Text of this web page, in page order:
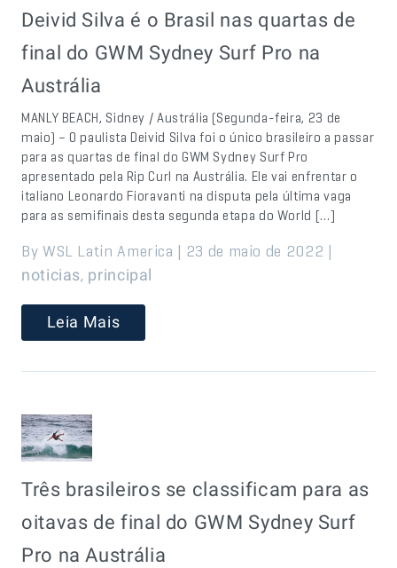
Deivid Silva é o Brasil nas quartas de
final do GWM Sydney Surf Pro na
Austrália
MANLY BEACH, Sidney / Austrália (Segunda-feira, 23 de
maio) – O paulista Deivid Silva foi o único brasileiro a passar
para as quartas de final do GWM Sydney Surf Pro
apresentado pela Rip Curl na Austrália. Ele vai enfrentar o
italiano Leonardo Fioravanti na disputa pela última vaga
para as semifinais desta segunda etapa do World […]
By WSL Latin America | 23 de maio de 2022 |
noticias, principal
Leia Mais
Três brasileiros se classificam para as
oitavas de final do GWM Sydney Surf
Pro na Austrália